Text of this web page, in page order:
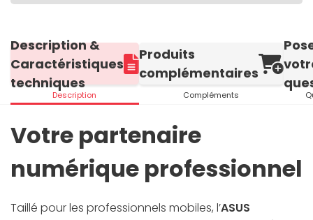
Description &
Caractéristiques
techniques
Description
Produits
complémentaires
Compléments
Votre partenaire
numérique professionnel
Taillé pour les professionnels mobiles, l’ASUS